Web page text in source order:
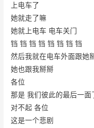
上电车了
她就走了嘛
她就上电车 电车关门
铛 铛 铛 铛 铛 铛 铛 铛
然后我就在电车外面跟她
她也跟我掰掰
各位
那是 我们彼此的最后一面
对不起 各位
这是一个悲剧